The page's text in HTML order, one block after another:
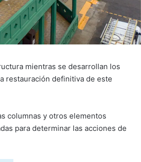
mientras se desarrollan los
restauración definitiva de este
columnas y otros elementos
para determinar las acciones de